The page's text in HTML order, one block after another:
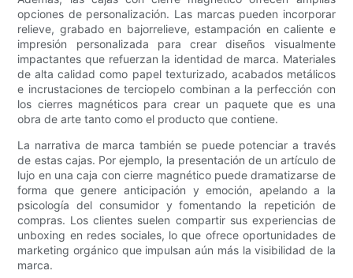
opciones de personalización. Las marcas pueden incorporar
relieve, grabado en bajorrelieve, estampación en caliente e
impresión personalizada para crear diseños visualmente
impactantes que refuerzan la identidad de marca. Materiales
de alta calidad como papel texturizado, acabados metálicos
e incrustaciones de terciopelo combinan a la perfección con
los cierres magnéticos para crear un paquete que es una
obra de arte tanto como el producto que contiene.
La narrativa de marca también se puede potenciar a través
de estas cajas. Por ejemplo, la presentación de un artículo de
lujo en una caja con cierre magnético puede dramatizarse de
forma que genere anticipación y emoción, apelando a la
psicología del consumidor y fomentando la repetición de
compras. Los clientes suelen compartir sus experiencias de
unboxing en redes sociales, lo que ofrece oportunidades de
marketing orgánico que impulsan aún más la visibilidad de la
marca.